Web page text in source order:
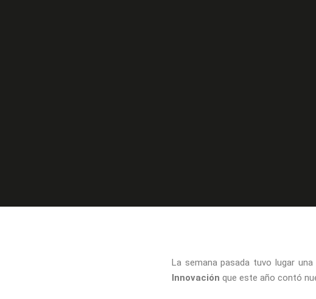
La semana pasada tuvo lugar una
Innovación que este año contó